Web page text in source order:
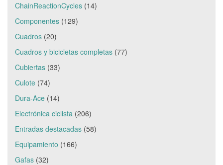
ChainReactionCycles (14)
Componentes (129)
Cuadros (20)
Cuadros y bicicletas completas (77)
Cubiertas (33)
Culote (74)
Dura-Ace (14)
Electrónica ciclista (206)
Entradas destacadas (58)
Equipamiento (166)
Gafas (32)